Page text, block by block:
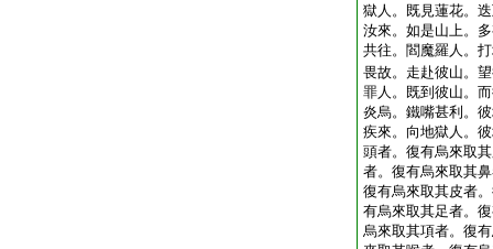
獄人。既見蓮花。
汝來。如是山上。
共往。閻魔羅人。
畏故。走赴彼山。
罪人。既到彼山。
炎烏。鐵嘴甚利。
疾來。向地獄人。
頭者。復有烏來取
者。復有烏來取其
復有烏來取其皮者
有烏來取其足者。
烏來取其項者。復